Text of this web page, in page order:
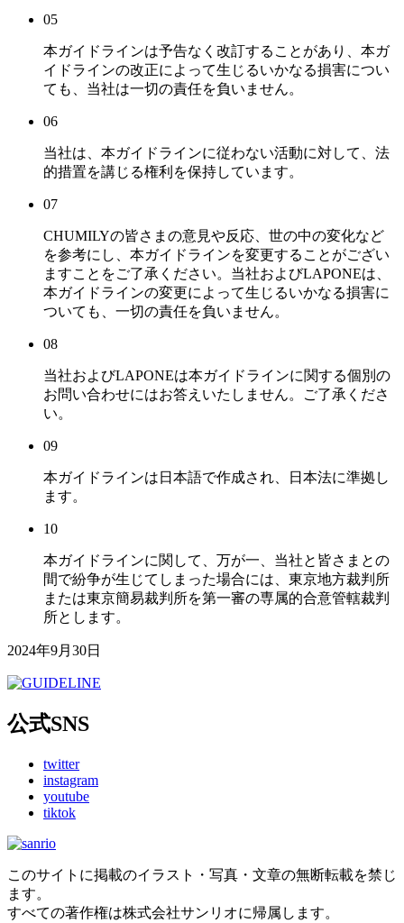
05
本ガイドラインは予告なく改訂することがあり、本ガ
イドラインの改正によって生じるいかなる損害につい
ても、当社は一切の責任を負いません。
06
当社は、本ガイドラインに従わない活動に対して、法
的措置を講じる権利を保持しています。
07
CHUMILYの皆さまの意見や反応、世の中の変化など
を参考にし、本ガイドラインを変更することがござい
ますことをご了承ください。当社およびLAPONEは、
本ガイドラインの変更によって生じるいかなる損害に
ついても、一切の責任を負いません。
08
当社およびLAPONEは本ガイドラインに関する個別の
お問い合わせにはお答えいたしません。ご了承くださ
い。
09
本ガイドラインは日本語で作成され、日本法に準拠し
ます。
10
本ガイドラインに関して、万が一、当社と皆さまとの
間で紛争が生じてしまった場合には、東京地方裁判所
または東京簡易裁判所を第一審の専属的合意管轄裁判
所とします。
2024年9月30日
公式SNS
twitter
instagram
youtube
tiktok
このサイトに掲載のイラスト・写真・文章の無断転載を禁じ
ます。
すべての著作権は株式会社サンリオに帰属します。